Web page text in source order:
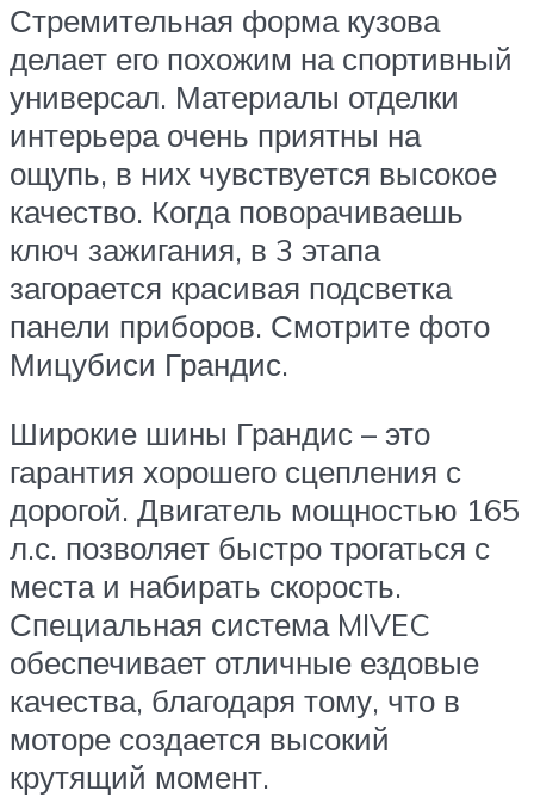
Стремительная форма кузова
делает его похожим на спортивный
универсал. Материалы отделки
интерьера очень приятны на
ощупь, в них чувствуется высокое
качество. Когда поворачиваешь
ключ зажигания, в 3 этапа
загорается красивая подсветка
панели приборов. Смотрите фото
Мицубиси Грандис.
Широкие шины Грандис – это
гарантия хорошего сцепления с
дорогой. Двигатель мощностью 165
л.с. позволяет быстро трогаться с
места и набирать скорость.
Специальная система MIVEC
обеспечивает отличные ездовые
качества, благодаря тому, что в
моторе создается высокий
крутящий момент.